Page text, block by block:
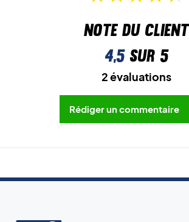
Note du client
4,5sur 5
2 évaluations
Rédiger un commentaire